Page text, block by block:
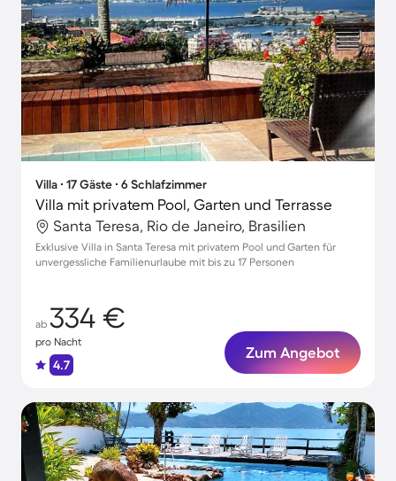
Villa ∙ 17 Gäste ∙ 6 Schlafzimmer
Villa mit privatem Pool, Garten und Terrasse
Santa Teresa, Rio de Janeiro, Brasilien
Exklusive Villa in Santa Teresa mit privatem Pool und Garten für
unvergessliche Familienurlaube mit bis zu 17 Personen
ab 334 €
pro Nacht
4.7
Zum Angebot